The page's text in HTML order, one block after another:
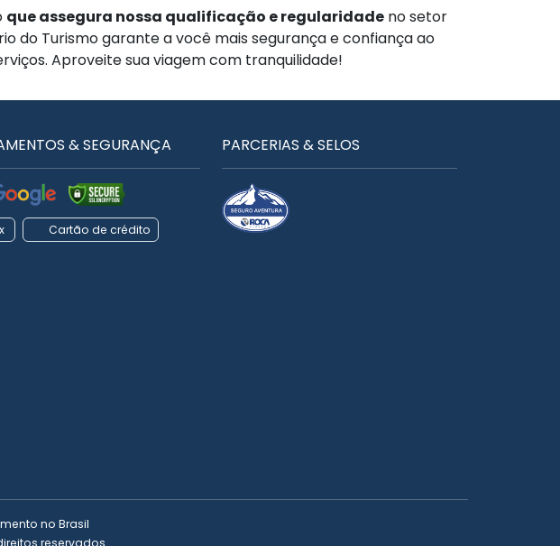
que assegura nossa qualificação e regularidade no setor
do Turismo garante a você mais segurança e confiança ao
Aproveite sua viagem com tranquilidade!
& SEGURANÇA
Cartão de crédito
PARCERIAS & SELOS
no Brasil